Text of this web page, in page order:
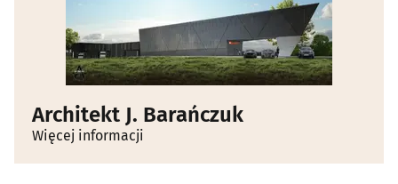
Architekt J. Barańczuk
Więcej informacji